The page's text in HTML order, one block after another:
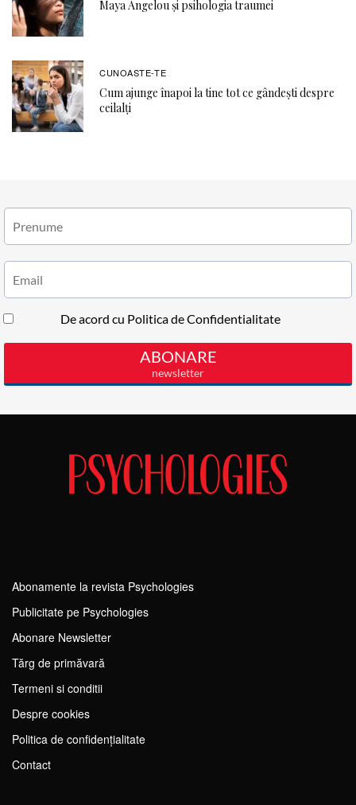
Maya Angelou și psihologia traumei
CUNOASTE-TE
Cum ajunge înapoi la tine tot ce gândești despre
ceilalți
Abonamente la revista Psychologies
Publicitate pe Psychologies
Abonare Newsletter
Tărg de primăvară
Termeni si conditii
Despre cookies
Politica de confidențialitate
Contact